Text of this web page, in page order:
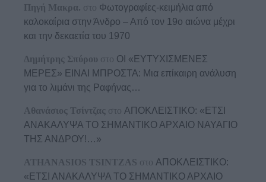
Πηγή Μακρα. στο Φωτογραφίες-κειμήλια από
καλοκαίρια στην Άνδρο – Από τον 19ο αιώνα μέχρι
και την δεκαετία του 1970
Δημήτρης Σπύρου στο ΟΙ «ΕΥΤΥΧΙΣΜΕΝΕΣ
ΜΕΡΕΣ» ΕΙΝΑΙ ΜΠΡΟΣΤΑ: Μια επίκαιρη ανάλυση
για το λιμάνι της Ραφήνας…
Αθανάσιος Τσίντζας στο ΑΠΟΚΛΕΙΣΤΙΚΟ: «ΕΤΣΙ
ΑΝΑΚΑΛΥΨΑ ΤΟ ΣΗΜΑΝΤΙΚΟ ΑΡΧΑΙΟ ΝΑΥΑΓΙΟ
ΤΗΣ ΑΝΔΡΟΥ!…»
ATHANASIOS TSINTZAS στο ΑΠΟΚΛΕΙΣΤΙΚΟ:
«ΕΤΣΙ ΑΝΑΚΑΛΥΨΑ ΤΟ ΣΗΜΑΝΤΙΚΟ ΑΡΧΑΙΟ